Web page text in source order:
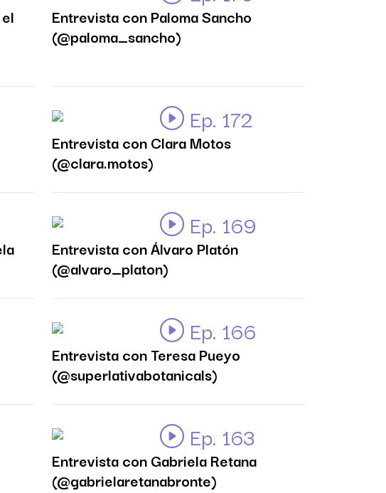
Entrevista con Paloma Sancho
(@paloma_sancho)
Ep. 172
Entrevista con Clara Motos
(@clara.motos)
Ep. 169
Entrevista con Álvaro Platón
(@alvaro_platon)
Ep. 166
Entrevista con Teresa Pueyo
(@superlativabotanicals)
Ep. 163
Entrevista con Gabriela Retana
(@gabrielaretanabronte)